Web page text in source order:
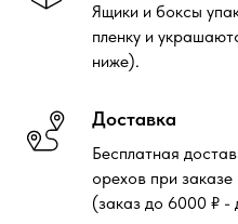
Ящики и боксы
пленку и
ниже).
Доставка
Бесплатная
орехов при
(заказ до 6000 ₽ -